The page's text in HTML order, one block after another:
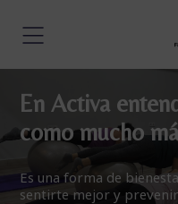
En Activa
como mucho
Es una forma de
sentirte mejor y prevenir